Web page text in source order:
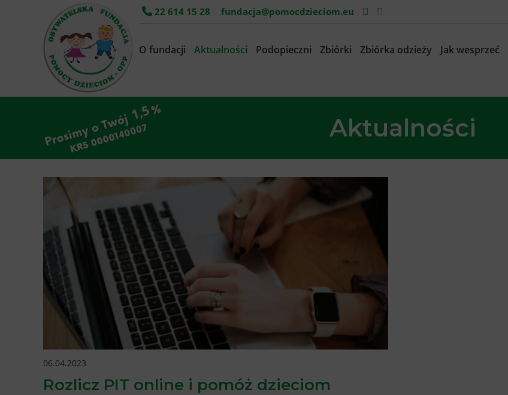
22 614 15 28 fundacja@pomocdzieciom.eu
O fundacji Aktualności Podopieczni Zbiórki Zbiórka odzieży Jak wesprzeć
Aktualności
06.04.2023
Rozlicz PIT online i pomóż dzieciom